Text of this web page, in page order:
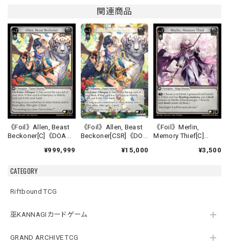
CATEGORY
Riftbound TCG
巫KANNAGIカードゲーム
GRAND ARCHIVE TCG
関連商品
《Foil》Allen, Beast
Beckoner[C]《DOA
¥999,999
《Foil》Allen, Beast
Beckoner[CSR]《DOA
¥15,000
《Foil》Merlin,
Memory Thief[C]
¥3,500